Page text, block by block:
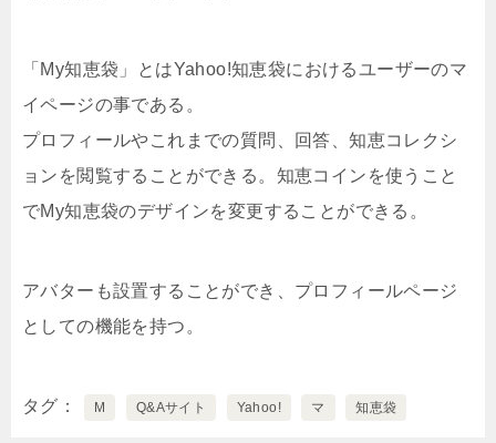
「My知恵袋」とはYahoo!知恵袋におけるユーザーのマ
イページの事である。
プロフィールやこれまでの質問、回答、知恵コレクシ
ョンを閲覧することができる。知恵コインを使うこと
でMy知恵袋のデザインを変更することができる。
アバターも設置することができ、プロフィールページ
としての機能を持つ。
タグ M Q&Aサイト Yahoo! マ 知恵袋